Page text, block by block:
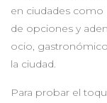
en ciudades como
de opciones y
ocio,
la ciudad.
Para probar el